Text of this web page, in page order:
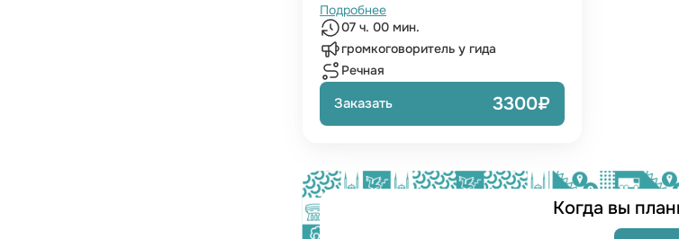
Подробнее
07 ч. 00 мин.
громкоговоритель у гида
Речная
Заказать 3300₽
Когда вы